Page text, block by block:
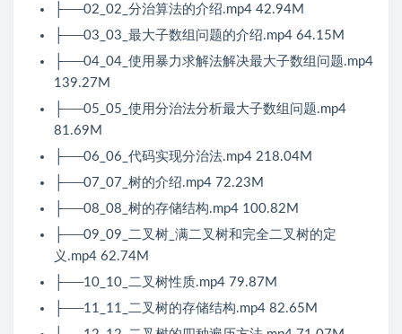
├──02_02_分治算法的介绍.mp4 42.94M
├──03_03_最大子数组问题的介绍.mp4 64.15M
├──04_04_使用暴力求解法解决最大子数组问题.mp4
139.27M
├──05_05_使用分治法分析最大子数组问题.mp4
81.69M
├──06_06_代码实现分治法.mp4 218.04M
├──07_07_树的介绍.mp4 72.23M
├──08_08_树的存储结构.mp4 100.82M
├──09_09_二叉树_满二叉树和完全二叉树的定
义.mp4 62.74M
├──10_10_二叉树性质.mp4 79.87M
├──11_11_二叉树的存储结构.mp4 82.65M